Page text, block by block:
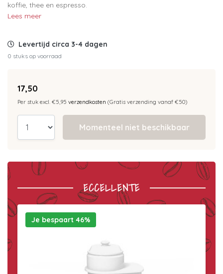
koffie, thee en espresso.
Lees meer
Levertijd circa 3-4 dagen
0 stuks op voorraad
17,50
Per stuk excl. €5,95 verzendkosten (Gratis verzending vanaf €50)
Momenteel niet beschikbaar
ECCELLENTE
Je bespaart 46%